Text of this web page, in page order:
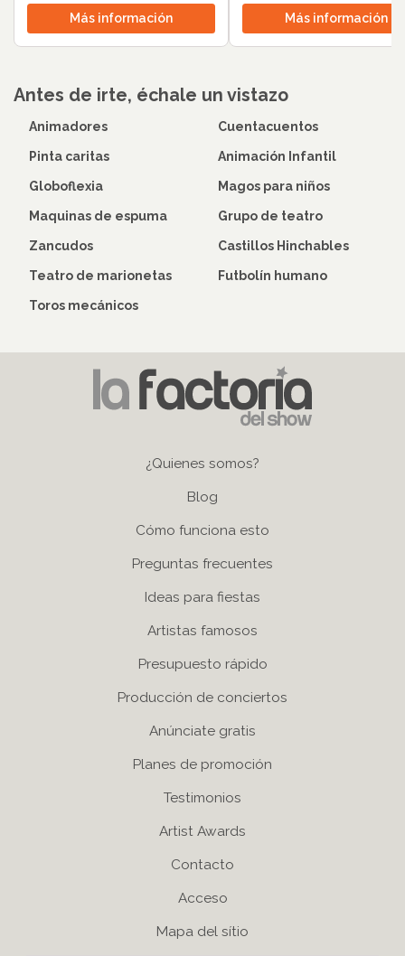
BODAS… * Medalla de Oro a la
trayectoria y prestigio profesional
otorgada por Foro Europa * Iº
Humoristas. * Finalista del primer
Got Talent de TELE-5 , “ El
Trampolín “ * Autor de “ EL LIBRO
Arevalo, Bigote Arrocet,…
Más información
fiestas infantiles, fines de
colegios,Pasacalles... Cuenta
cuentos, Payasos, Magia,
caricaturas, circo, teatro,
marionetas, musicuentos,
artísticos...…
Más información
Antes de irte, échale un vistazo
Animadores Cuentacuentos
Pinta caritas Animación Infantil
Globoflexia Magos para niños
Maquinas de espuma Grupo de teatro
Zancudos Castillos Hinchables
Teatro de marionetas Futbolín humano
Toros mecánicos
Menú pié de página¿Quienes somos?
Blog
Cómo funciona esto
Preguntas frecuentes
Ideas para fiestas
Artistas famosos
Presupuesto rápido
Producción de conciertos
Anúnciate gratis
Planes de promoción
Testimonios
Artist Awards
Contacto
Acceso
Mapa del sítio